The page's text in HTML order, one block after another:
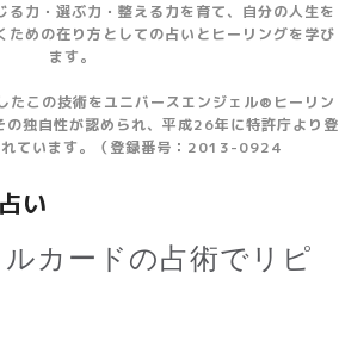
る力・選ぶ力・整える力を育て、自分の人生を
ための在り方としての占いとヒーリングを学び
ます。
たこの技術をユニバースエンジェル®ヒーリン
の独自性が認められ、平成26年に特許庁より登
れています。（登録番号：2013-0924
い
カードの占術でリピ